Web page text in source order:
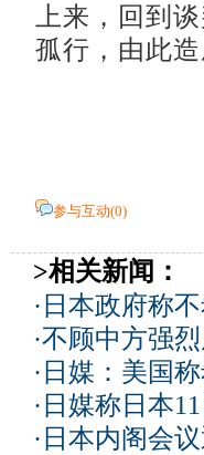
上来，回到
孤行，由此
参与互动(0)
>相关新闻：
· 日本政府称
·不顾中方强
· 日媒：美国
· 日媒称日本
· 日本内阁会